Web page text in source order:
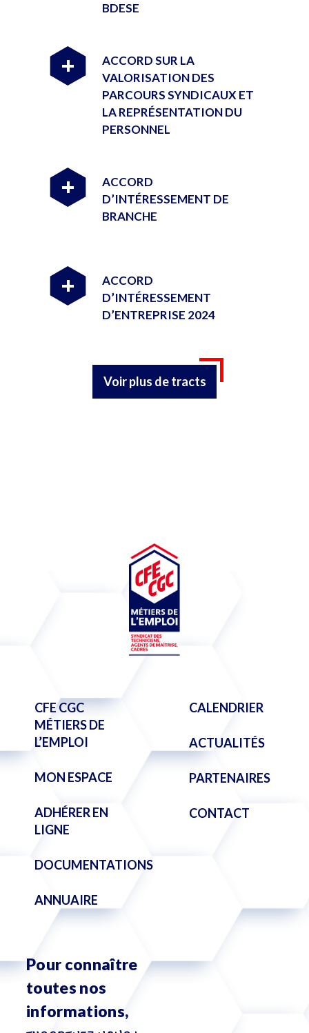
BDESE
+
ACCORD SUR LA
VALORISATION DES
PARCOURS SYNDICAUX ET
LA REPRÉSENTATION DU
PERSONNEL
+
ACCORD
D’INTÉRESSEMENT DE
BRANCHE
+
ACCORD
D’INTÉRESSEMENT
D’ENTREPRISE 2024
Voir plus de tracts
CFE CGC
MÉTIERS DE
L’EMPLOI
MON ESPACE
ADHÉRER EN
LIGNE
DOCUMENTATIONS
ANNUAIRE
CALENDRIER
ACTUALITÉS
PARTENAIRES
CONTACT
Pour connaître
toutes nos
informations,